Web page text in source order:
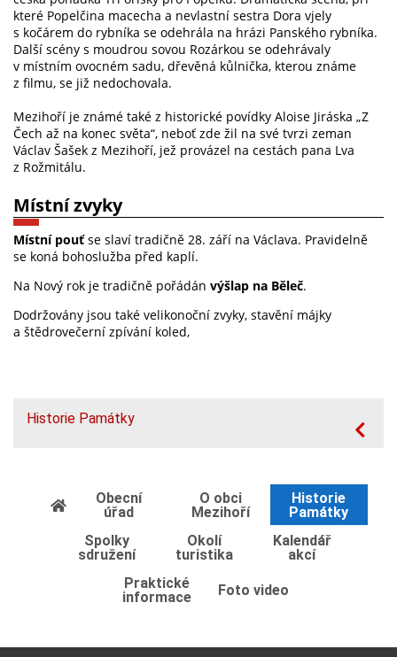
které Popelčina macecha a nevlastní sestra Dora vjely
s kočárem do rybníka se odehrála na hrázi Panského rybníka.
Další scény s moudrou sovou Rozárkou se odehrávaly
v místním ovocném sadu, dřevěná kůlnička, kterou známe
z filmu, se již nedochovala.
Mezihoří je známé také z historické povídky Aloise Jiráska „Z
Čech až na konec světa“, neboť zde žil na své tvrzi zeman
Václav Šašek z Mezihoří, jež provázel na cestách pana Lva
z Rožmitálu.
Místní zvyky
Místní pouťse slaví tradičně 28. září na Václava. Pravidelně
se koná bohoslužba před kaplí.
Na Nový rok je tradičně pořádán výšlap na Běleč.
Dodržovány jsou také velikonoční zvyky, stavění májky
a štědrovečerní zpívání koled,
Historie Památky
Obecní
úřad
O obci
Mezihoří
Historie
Památky
Spolky
sdružení
Okolí
turistika
Kalendář
akcí
Praktické
informace
Foto video